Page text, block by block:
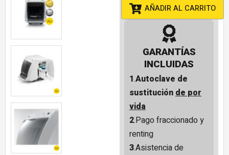
AÑADIR AL CARRITO
GARANTÍAS
INCLUIDAS
1.Autoclave de
sustituciónde por
vida
2.Pago fraccionado y
renting
3.Asistencia de